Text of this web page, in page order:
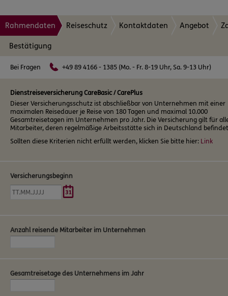
Rahmendaten Reiseschutz Kontaktdaten Angebot
Bestätigung
Bei Fragen +49 89 4166 - 1385 (Mo. - Fr. 8-19 Uhr, Sa. 9-13 Uhr)
Dienstreiseversicherung CareBasic / CarePlus
Dieser Versicherungsschutz ist abschließbar von Unternehmen mit einer
maximalen Reisedauer je Reise von 180 Tagen und maximal 10.000
Gesamtreisetagen im Unternehmen pro Jahr. Die Versicherung gilt für
Mitarbeiter, deren regelmäßige Arbeitsstätte sich in Deutschland
Sollten diese Kriterien nicht erfüllt werden, klicken Sie bitte hier: Link
Versicherungsbeginn
Anzahl reisende Mitarbeiter im Unternehmen
Gesamtreisetage des Unternehmens im Jahr